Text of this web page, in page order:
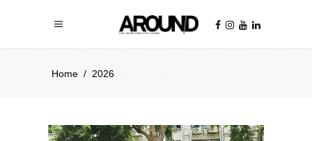
Home / 2026